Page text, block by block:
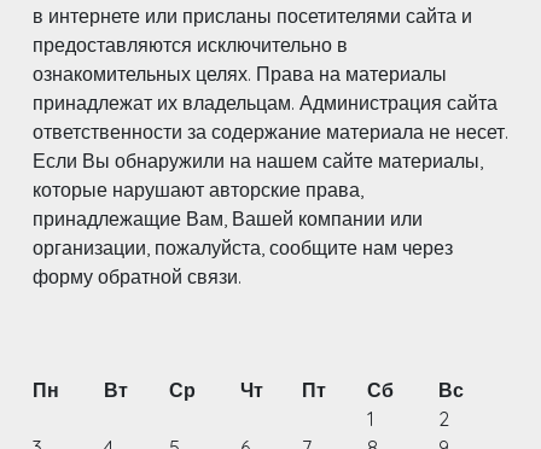
в интернете или присланы посетителями сайта и
предоставляются исключительно в
ознакомительных целях. Права на материалы
принадлежат их владельцам. Администрация сайта
ответственности за содержание материала не несет.
Если Вы обнаружили на нашем сайте материалы,
которые нарушают авторские права,
принадлежащие Вам, Вашей компании или
организации, пожалуйста, сообщите нам через
форму обратной связи.
Пн Вт Ср Чт Пт Сб
Вс
1
2